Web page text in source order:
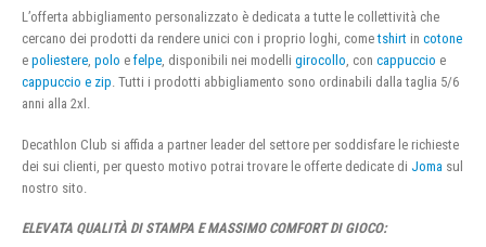
L’offerta abbigliamento personalizzato è dedicata a tutte le collettività che
cercano dei prodotti da rendere unici con i proprio loghi, cometshirt in cotone
e poliestere, polo e felpe, disponibili nei modelli girocollo, con cappuccio e
cappuccio e zip. Tutti i prodotti abbigliamento sono ordinabili dalla taglia 5/6
anni alla 2xl.
Decathlon Club si affida a partner leader del settore per soddisfare le richieste
dei sui clienti, per questo motivo potrai trovare le offerte dedicate di Joma sul
nostro sito.
ELEVATA QUALITÀ DI STAMPA E MASSIMO COMFORT DI GIOCO: